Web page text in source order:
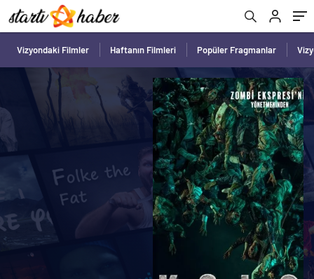
Vizyondaki Filmler Haftanın Filmleri Popüler Fragmanlar